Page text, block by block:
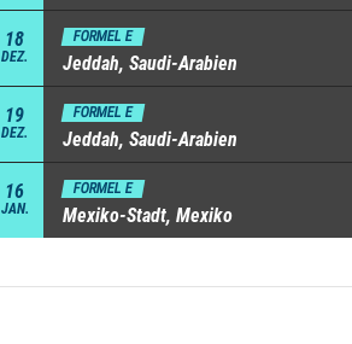
18
DEZ.
FORMEL E
Jeddah, Saudi-Arabien
19
DEZ.
FORMEL E
Jeddah, Saudi-Arabien
16
JAN.
FORMEL E
Mexiko-Stadt, Mexiko